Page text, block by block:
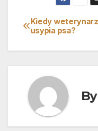
Nawigacja
wpisu
Kiedy weterynarz
usypia psa?
By